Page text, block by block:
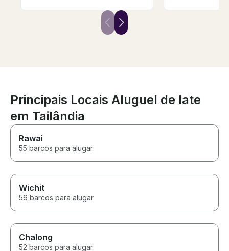
knowledgeable. They
arranged excursions from the
was amazing.
not say
professional
the entire
Principais Locais Aluguel de Iate
em Tailândia
Rawai
55 barcos para alugar
Wichit
56 barcos para alugar
Chalong
52 barcos para alugar